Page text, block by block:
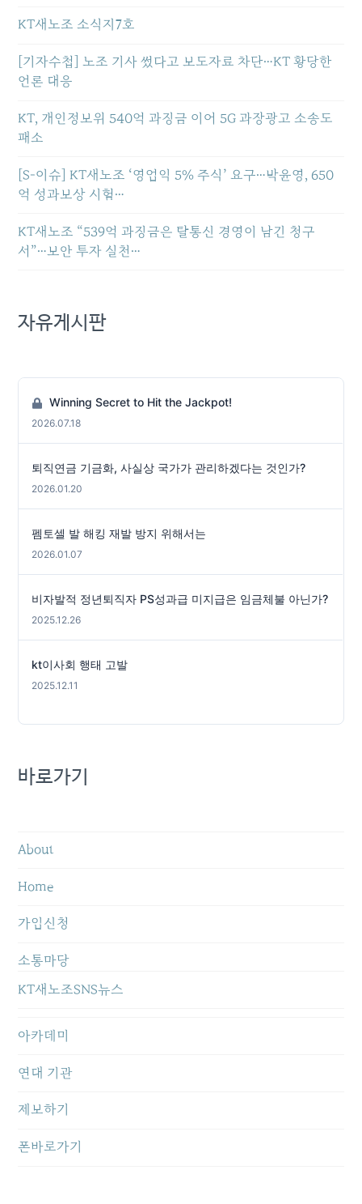
KT새노조 소식지7호
[기자수첩] 노조 기사 썼다고 보도자료 차단…KT 황당한
언론 대응
KT, 개인정보위 540억 과징금 이어 5G 과장광고 소송도
패소
[S-이슈] KT새노조 ‘영업익 5% 주식’ 요구…박윤영, 650
억 성과보상 시험…
KT새노조 “539억 과징금은 탈통신 경영이 남긴 청구
서”…보안 투자 실천…
자유게시판
Winning Secret to Hit the Jackpot!
2026.07.18
퇴직연금 기금화, 사실상 국가가 관리하겠다는 것인가?
2026.01.20
펨토셀 발 해킹 재발 방지 위해서는
2026.01.07
비자발적 정년퇴직자 PS성과급 미지급은 임금체불 아닌가?
2025.12.26
kt이사회 행태 고발
2025.12.11
바로가기
About
Home
가입신청
소통마당
KT새노조SNS뉴스
아카데미
연대 기관
제보하기
폰바로가기